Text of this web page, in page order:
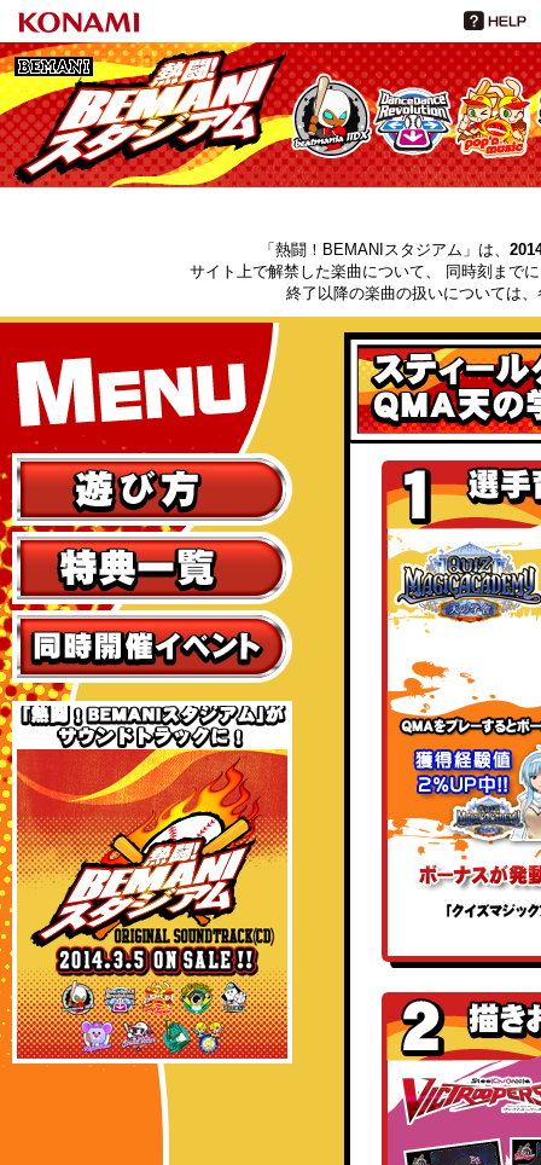
BEMANI
「熱闘！BEMANIスタジアム」は、
サイト上で解禁した楽曲について、 同時刻まで
終了以降の楽曲の扱いについては
MENU
遊び方
特典一覧
同時開催イベント